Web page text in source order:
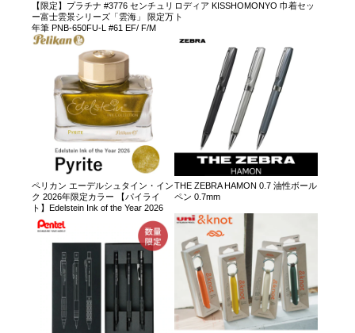
【限定】プラチナ #3776 センチュリ
ー富士雲景シリーズ「雲海」 限定万
年筆 PNB-650FU-L #61 EF/ F/M
ロディア KISSHOMONYO 巾着セッ
ト
ペリカン エーデルシュタイン・イン
ク 2026年限定カラー 【パイライ
ト】Edelstein Ink of the Year 2026
THE ZEBRA HAMON 0.7 油性ボール
ペン 0.7mm